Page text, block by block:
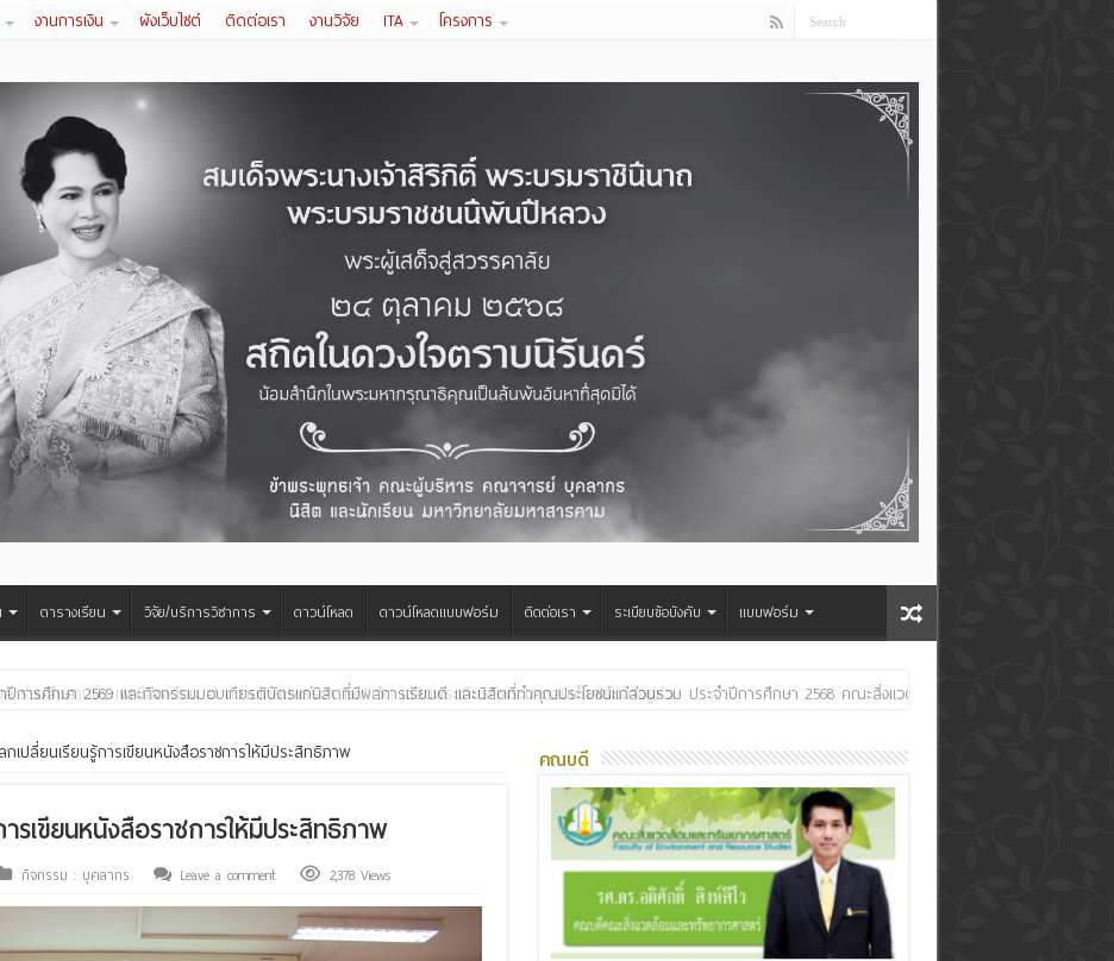
งานการเงิน ผังเว็บไซต์ ติดต่อเรา งานวิจัย ITA โครงการ
ตารางเรียน วิจัย/บริการวิชาการ ดาวน์โหลด ดาวน์โหลดแบบฟอร์ม ติดต่อเรา ระเบียบข้อบังคับ แบบฟอร์ม
ร่วมสืบสานประเพณีฮีตเดือน ๘ ถวายเทียนพรรษา ๒๙ วัด เฉลิมพระเกียรติพระบาทสมเด็จพระเจ้าอยู่หัว
เปลี่ยนเรียนรู้การเขียนหนังสือราชการให้มีประสิทธิภาพ
รเขียนหนังสือราชการให้มีประสิทธิภาพ
กิจกรรม : บุคลากร Leave a comment 2,378 Views
คณบดี